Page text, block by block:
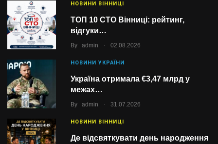
НОВИНИ ВІННИЦІ
ТОП 10 СТО Вінниці: рейтинг,
відгуки…
By admin . 02.08.2026
НОВИНИ УКРАЇНИ
Україна отримала €3,47 млрд у
межах…
By admin . 31.07.2026
НОВИНИ ВІННИЦІ
Де відсвяткувати день народження